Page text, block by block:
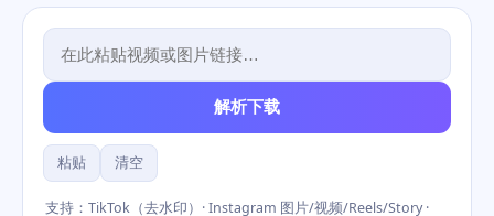
解析下载
粘贴 清空
支持：TikTok（去水印）· Instagram 图片/视频/Reels/Story ·